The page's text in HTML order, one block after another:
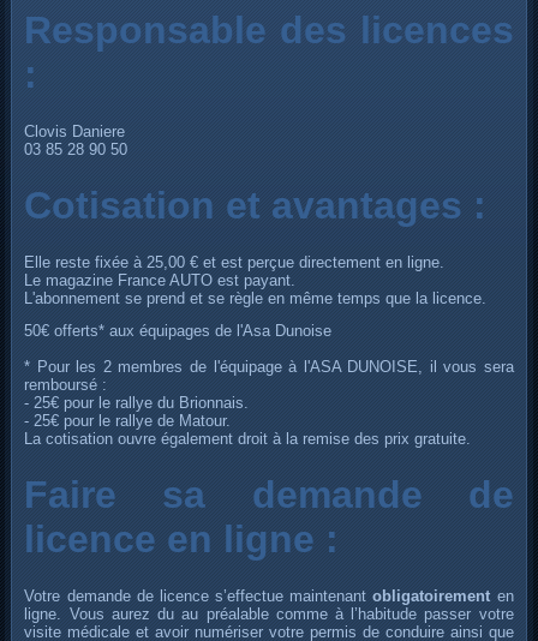
Responsable des licences
:
Clovis Daniere
03 85 28 90 50
Cotisation et avantages :
Elle reste fixée à 25,00 € et est perçue directement en ligne.
Le magazine France AUTO est payant.
L'abonnement se prend et se règle en même temps que la licence.
50€ offerts* aux équipages de l'Asa Dunoise
* Pour les 2 membres de l'équipage à l'ASA DUNOISE, il vous sera
remboursé :
- 25€ pour le rallye du Brionnais.
- 25€ pour le rallye de Matour.
La cotisation ouvre également droit à la remise des prix gratuite.
Faire sa demande de
licence en ligne :
Votre demande de licence s’effectue maintenantobligatoirementen
ligne. Vous aurez du au préalable comme à l’habitude passer votre
visite médicale et avoir numériser votre permis de conduire ainsi que